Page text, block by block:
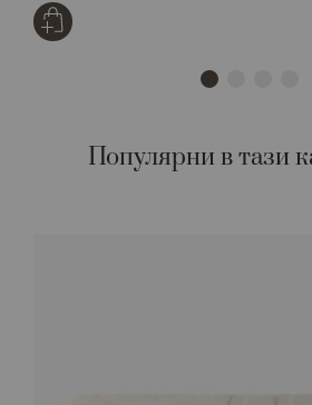
Популярни в тази